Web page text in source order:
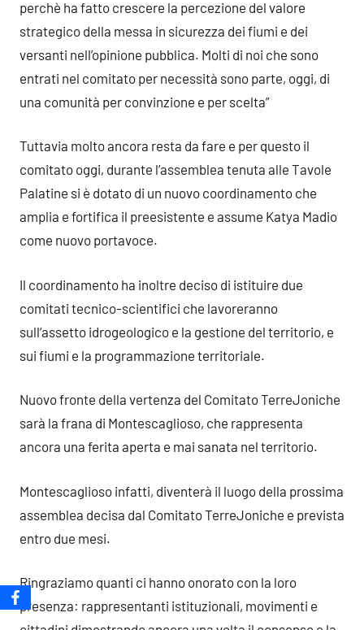
perchè ha fatto crescere la percezione del valore
strategico della messa in sicurezza dei fiumi e dei
versanti nell’opinione pubblica. Molti di noi che sono
entrati nel comitato per necessità sono parte, oggi, di
una comunità per convinzione e per scelta”
Tuttavia molto ancora resta da fare e per questo il
comitato oggi, durante l’assemblea tenuta alle Tavole
Palatine si è dotato di un nuovo coordinamento che
amplia e fortifica il preesistente e assume Katya Madio
come nuovo portavoce.
Il coordinamento ha inoltre deciso di istituire due
comitati tecnico-scientifici che lavoreranno
sull’assetto idrogeologico e la gestione del territorio, e
sui fiumi e la programmazione territoriale.
Nuovo fronte della vertenza del Comitato TerreJoniche
sarà la frana di Montescaglioso, che rappresenta
ancora una ferita aperta e mai sanata nel territorio.
Montescaglioso infatti, diventerà il luogo della prossima
assemblea decisa dal Comitato TerreJoniche e prevista
entro due mesi.
Ringraziamo quanti ci hanno onorato con la loro
presenza: rappresentanti istituzionali, movimenti e